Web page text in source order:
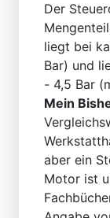
Der
liegt bei
Bar) und
- 4,5 Bar
Mein
aber ein
Motor ist